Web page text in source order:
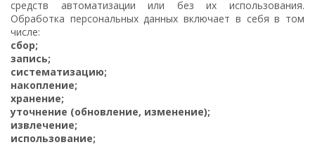
средств автоматизации или без их использования.
Обработка персональных данных включает в себя в том
числе:
сбор;
запись;
систематизацию;
накопление;
хранение;
уточнение (обновление, изменение);
извлечение;
использование;